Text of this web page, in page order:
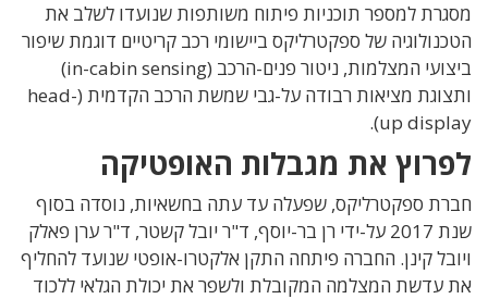
מסגרת למספר תוכניות פיתוח משותפות שנועדו לשלב את
הטכנולוגיה של ספקטרליקס ביישומי רכב קריטיים דוגמת שיפור
ביצועי המצלמות, ניטור פנים-הרכב (in-cabin sensing)
ותצוגת מציאות רבודה על-גבי שמשת הרכב הקדמית (head-
up display).
לפרוץ את מגבלות האופטיקה
חברת ספקטרליקס, שפעלה עד עתה בחשאיות, נוסדה בסוף
שנת 2017 על-ידי רן בר-יוסף, ד"ר יובל קשטר, ד"ר ערן פאלק
ויובל קינן. החברה פיתחה התקן אלקטרו-אופטי שנועד להחליף
את עדשת המצלמה המקובלת ולשפר את יכולת הגלאי ללכוד